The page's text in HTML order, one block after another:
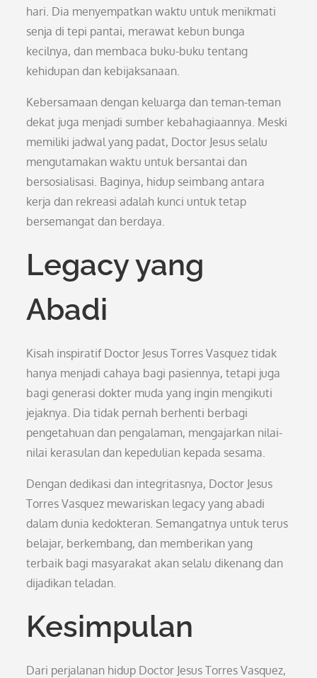
hari. Dia menyempatkan waktu untuk menikmati
senja di tepi pantai, merawat kebun bunga
kecilnya, dan membaca buku-buku tentang
kehidupan dan kebijaksanaan.
Kebersamaan dengan keluarga dan teman-teman
dekat juga menjadi sumber kebahagiaannya. Meski
memiliki jadwal yang padat, Doctor Jesus selalu
mengutamakan waktu untuk bersantai dan
bersosialisasi. Baginya, hidup seimbang antara
kerja dan rekreasi adalah kunci untuk tetap
bersemangat dan berdaya.
Legacy yang
Abadi
Kisah inspiratif Doctor Jesus Torres Vasquez tidak
hanya menjadi cahaya bagi pasiennya, tetapi juga
bagi generasi dokter muda yang ingin mengikuti
jejaknya. Dia tidak pernah berhenti berbagi
pengetahuan dan pengalaman, mengajarkan nilai-
nilai kerasulan dan kepedulian kepada sesama.
Dengan dedikasi dan integritasnya, Doctor Jesus
Torres Vasquez mewariskan legacy yang abadi
dalam dunia kedokteran. Semangatnya untuk terus
belajar, berkembang, dan memberikan yang
terbaik bagi masyarakat akan selalu dikenang dan
dijadikan teladan.
Kesimpulan
Dari perjalanan hidup Doctor Jesus Torres Vasquez,